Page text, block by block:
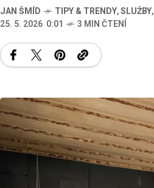
JAN ŠMÍD TIPY & TRENDY,SLUŽBY,
25. 5. 2026 0:01
3 MIN ČTENÍ